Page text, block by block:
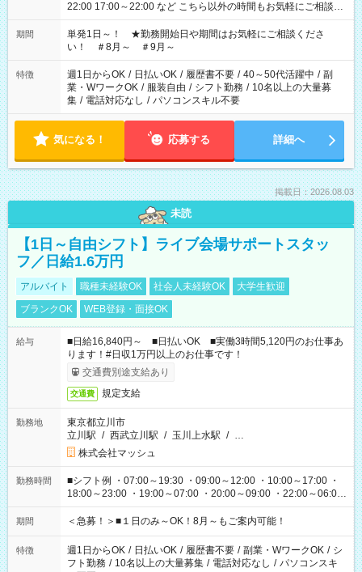
22:00 17:00～22:00 など こちら以外の時間もお気軽にご相談く
ださい！
期間
単発1日～！ ★勤務開始日や期間はお気軽にご相談くださ
い！ ＃8月～ ＃9月～
特徴 週1日からOK / 日払いOK / 履歴書不要 / 40～50代活躍中 / 副
業・WワークOK / 服装自由 / シフト勤務 / 10名以上の大量募
集 / 電話対応なし / パソコンスキル不要
気になる！ 応募する 詳細へ
掲載日：2026.08.03
未読
【1日～自由シフト】ライブ会場サポートスタッ
フ／日給1.6万円
アルバイト 職種未経験OK 社会人未経験OK
大学生歓迎
ブランクOK
WEB登録・面接OK
給与
■日給16,840円～ ■日払いOK ■実働3時間5,120円のお仕事あ
ります！#日収1万円以上のお仕事です！
交通費別途支給あり
交通費 規定支給
勤務地
東京都立川市
立川駅 / 西武立川駅 / 玉川上水駅 / …
株式会社マッシュ
勤務時間
■シフト例 ・07:00～19:30 ・09:00～12:00 ・10:00～17:00 ・
18:00～23:00 ・19:00～07:00 ・20:00～09:00 ・22:00～06:00
etc ★最短で3時間で5,120円のお仕事から 15時間で2万円近く稼
げるお仕事も！ ご希望のお時間に合わせてご紹介！ ※シフトは
ください！
期間 ＜急募！＞■１日のみ～OK！8月～もご案内可能！
特徴 週1日からOK / 日払いOK / 履歴書不要 / 副業・WワークOK / シ
フト勤務 / 10名以上の大量募集 / 電話対応なし / パソコンスキ